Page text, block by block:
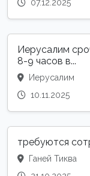
07.12.2025
Иерусалим
8-9 часов в...
Иерусалим
10.11.2025
требуются
Ганей Тиква